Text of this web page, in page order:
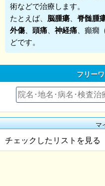
術などで治療します。
たとえば、 脳腫瘍 、脊髄腫
外傷
頭痛 神経痛 、癲癇
どです。
フリー
マ
チェックしたリストを見る